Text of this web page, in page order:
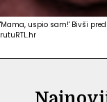
'Mama, uspio sam!' Bivši
rutuRTL.hr